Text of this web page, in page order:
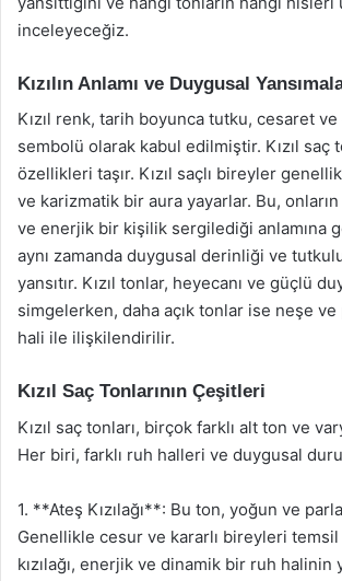
inceleyeceğiz.
Kızılın Anlamı ve Duygusal
Kızıl renk, tarih boyunca tutku, cesaret
sembolü olarak kabul edilmiştir. Kızıl saç
özellikleri taşır. Kızıl saçlı bireyler
ve karizmatik bir aura yayarlar. Bu,
ve enerjik bir kişilik sergilediği anlamına
aynı zamanda duygusal derinliği ve
yansıtır. Kızıl tonlar, heyecanı ve güçlü
simgelerken, daha açık tonlar ise neşe
hali ile ilişkilendirilir.
Kızıl Saç Tonlarının Çeşitleri
Kızıl saç tonları, birçok farklı alt ton ve
Her biri, farklı ruh halleri ve duygusal
1. **Ateş Kızılağı**: Bu ton, yoğun ve
Genellikle cesur ve kararlı bireyleri temsil
kızılağı, enerjik ve dinamik bir ruh halinin